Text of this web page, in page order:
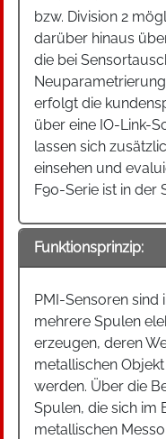
bzw. Division 2
darüber hinaus
die bei
erfolgt die
über eine IO-Link-
lassen sich
einsehen und
F90-Serie ist in der
Funktionsprinzip:
PMI-Sensoren sind
mehrere Spulen
erzeugen, deren
metallischen
werden. Über die
Spulen, die sich im
metallischen